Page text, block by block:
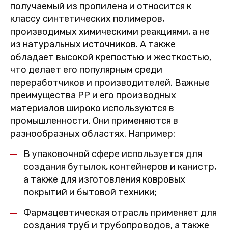
получаемый из пропилена и относится к
классу синтетических полимеров,
производимых химическими реакциями, а не
из натуральных источников. А также
обладает высокой крепостью и жесткостью,
что делает его популярным среди
переработчиков и производителей. Важные
преимущества PP и его производных
материалов широко используются в
промышленности. Они применяются в
разнообразных областях. Например:
В упаковочной сфере используется для
создания бутылок, контейнеров и канистр,
а также для изготовления ковровых
покрытий и бытовой техники;
Фармацевтическая отрасль применяет для
создания труб и трубопроводов, а также